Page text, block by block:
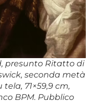
presunto Ritatto di
seconda metà
tela, 71×59,9 cm,
BPM. Pubblico